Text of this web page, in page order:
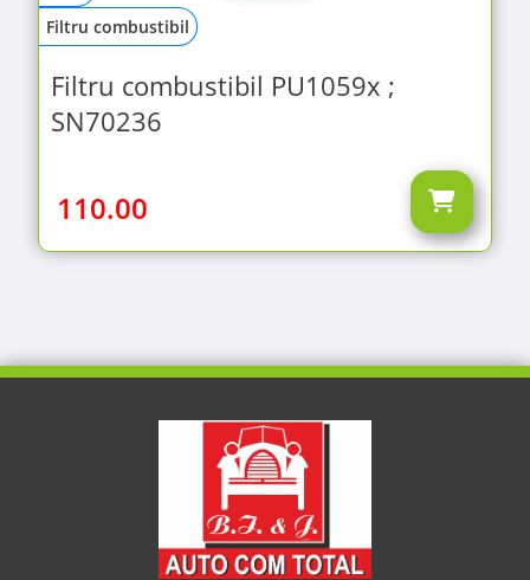
Filtru combustibil
Filtru combustibil PU1059x ;
SN70236
110.00